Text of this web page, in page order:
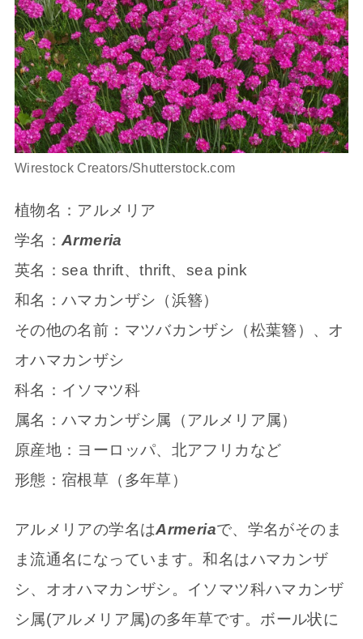
Wirestock Creators/Shutterstock.com
植物名：アルメリア
学名：Armeria
英名：sea thrift、thrift、sea pink
和名：ハマカンザシ（浜簪）
その他の名前：マツバカンザシ（松葉簪）、オ
オハマカンザシ
科名：イソマツ科
属名：ハマカンザシ属（アルメリア属）
原産地：ヨーロッパ、北アフリカなど
形態：宿根草（多年草）
アルメリアの学名はArmeriaで、学名がそのま
ま流通名になっています。和名はハマカンザ
シ、オオハマカンザシ。イソマツ科ハマカンザ
シ属(アルメリア属)の多年草です。ボール状に